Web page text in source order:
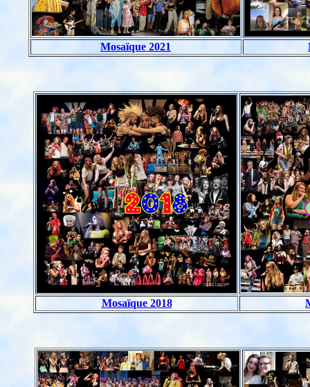
Mosaïque 2021
Mosaïque 2018